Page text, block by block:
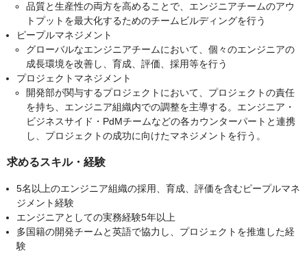
品質と生産性の両方を高めることで、エンジニアチームのアウ
トプットを最大化するためのチームビルディングを行う
ピープルマネジメント
グローバルなエンジニアチームにおいて、個々のエンジニアの
成長環境を改善し、育成、評価、採用等を行う
プロジェクトマネジメント
開発部が関与するプロジェクトにおいて、プロジェクトの責任
を持ち、エンジニア組織内での調整を主導する。エンジニア・
ビジネスサイド・PdMチームなどの各カウンターパートと連携
し、プロジェクトの成功に向けたマネジメントを行う。
求めるスキル・経験
5名以上のエンジニア組織の採用、育成、評価を含むピープルマネ
ジメント経験
エンジニアとしての実務経験5年以上
多国籍の開発チームと英語で協力し、プロジェクトを推進した経
験